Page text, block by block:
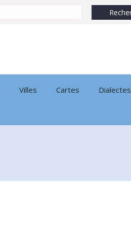
Villes Cartes Dialectes